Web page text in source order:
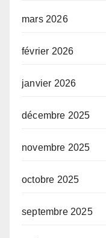
mars 2026
février 2026
janvier 2026
décembre 2025
novembre 2025
octobre 2025
septembre 2025